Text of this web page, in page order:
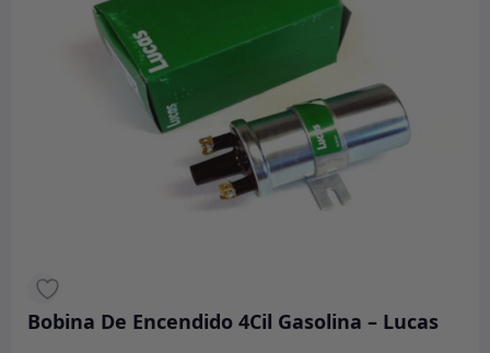
Bobina De Encendido 4Cil Gasolina – Lucas